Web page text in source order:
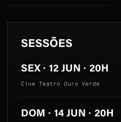
SESSÕES
SEX · 12 JUN · 20H
Cine Teatro Ouro Verde
DOM · 14 JUN · 20H